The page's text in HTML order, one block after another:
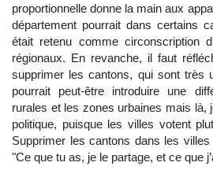
proportionnelle donne la main aux
département pourrait dans certains
était retenu comme circonscription
régionaux. En revanche, il faut
supprimer les cantons, qui sont très
pourrait peut-être introduire une
rurales et les zones urbaines mais là,
politique, puisque les villes votent
Supprimer les cantons dans les
"Ce que tu as, je le partage, et ce que